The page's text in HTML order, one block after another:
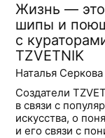
Жизнь —
шипы и
с
TZVETNIK
Наталья Серкова
Создатели
в связи с
искусства, о
и его связи с